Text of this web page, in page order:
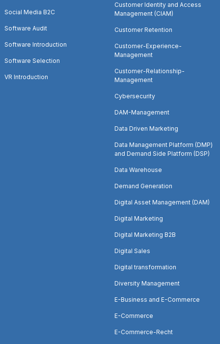
Social Media B2C
Software Audit
Software Introduction
Software Selection
VR Introduction
Customer Identity and Access
Management (CIAM)
Customer Retention
Customer-Experience-
Management
Customer-Relationship-
Management
Cybersecurity
DAM-Management
Data Driven Marketing
Data Management Platform (DMP)
and Demand Side Platform (DSP)
Data Warehouse
Demand Generation
Digital Asset Management (DAM)
Digital Marketing
Digital Marketing B2B
Digital Sales
Digital transformation
Diversity Management
E-Business and E-Commerce
E-Commerce
E-Commerce-Recht